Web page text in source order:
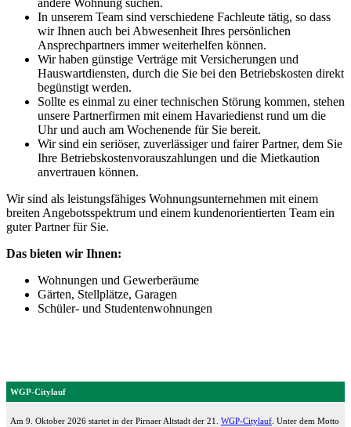
In unserem Team sind verschiedene Fachleute tätig, so dass
wir Ihnen auch bei Abwesenheit Ihres persönlichen
Ansprechpartners immer weiterhelfen können.
Wir haben günstige Verträge mit Versicherungen und
Hauswartdiensten, durch die Sie bei den Betriebskosten direkt
begünstigt werden.
Sollte es einmal zu einer technischen Störung kommen, stehen
unsere Partnerfirmen mit einem Havariedienst rund um die
Uhr und auch am Wochenende für Sie bereit.
Wir sind ein seriöser, zuverlässiger und fairer Partner, dem Sie
Ihre Betriebskostenvorauszahlungen und die Mietkaution
anvertrauen können.
Wir sind als leistungsfähiges Wohnungsunternehmen mit einem
breiten Angebotsspektrum und einem kundenorientierten Team ein
guter Partner für Sie.
Das bieten wir Ihnen:
Wohnungen und Gewerberäume
Gärten, Stellplätze, Garagen
Schüler- und Studentenwohnungen
WGP-Citylauf
Am 9. Oktober 2026 startet in der Pirnaer Altstadt der 21. WGP-Citylauf . Unter dem Motto